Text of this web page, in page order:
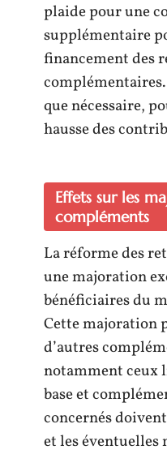
plaide pour une
supplémentaire
financement des
que nécessaire,
hausse des
Effets sur les
compléments
La réforme des
une majoration
bénéficiaires du
Cette majoration
d’autres
notamment ceux
base et
concernés
et les